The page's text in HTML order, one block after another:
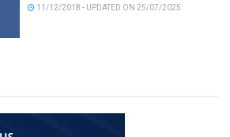
11/12/2018 - UPDATED ON 25/07/2025